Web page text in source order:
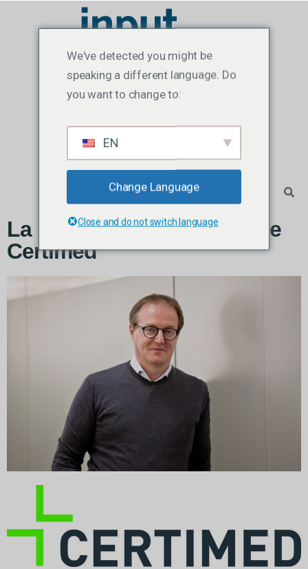
La révolution numérique de
Certimed
We've detected you might be
speaking a different language. Do
you want to change to:
EN
Change Language
Close and do not switch language